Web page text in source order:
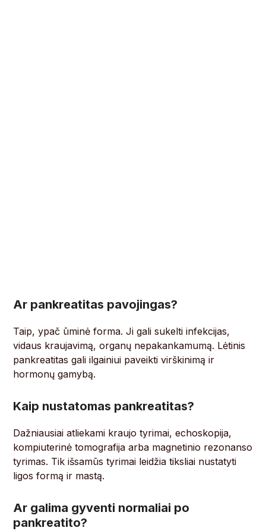
Ar pankreatitas pavojingas?
Taip, ypač ūminė forma. Ji gali sukelti infekcijas,
vidaus kraujavimą, organų nepakankamumą. Lėtinis
pankreatitas gali ilgainiui paveikti virškinimą ir
hormonų gamybą.
Kaip nustatomas pankreatitas?
Dažniausiai atliekami kraujo tyrimai, echoskopija,
kompiuterinė tomografija arba magnetinio rezonanso
tyrimas. Tik išsamūs tyrimai leidžia tiksliai nustatyti
ligos formą ir mastą.
Ar galima gyventi normaliai po
pankreatito?